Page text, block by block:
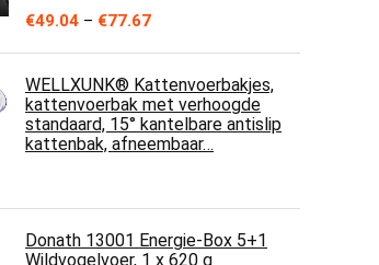
€49.04 – €77.67Prijsklasse:
tot
€77.67
WELLXUNK® Kattenvoerbakjes,
kattenvoerbak met verhoogde
standaard, 15° kantelbare antislip
kattenbak, afneembaar…
Donath 13001 Energie-Box 5+1
Wildvogelvoer, 1 x 620 g